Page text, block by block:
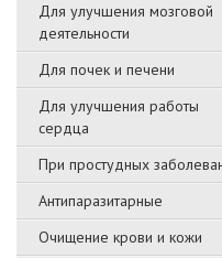
Для улучшения мозговой
деятельности
Для почек и печени
Для улучшения работы
сердца
При простудных
Антипаразитарные
Очищение крови и кожи